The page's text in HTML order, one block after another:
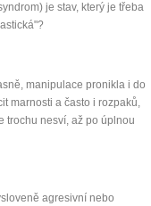
je stav, který je třeba
manipulace pronikla i do
marnosti a často i rozpaků,
trochu nesví, až po úplnou
agresivní nebo